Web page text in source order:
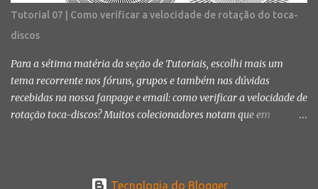
sua responsabilidade. O blog não se responsabiliza por qualquer
dano material ou físico ocasionado pela mau uso dos aparelhos
e/ou aplicação incorreta das instruções. Não vamos sugerir
marcas de nenhum dos tipos de aparelho citados pois a compra
vai...
Tutorial 07 | Como verificar a velocidade de rotação do toca-
discos
Para a sétima matéria da seção de Tutoriais, escolhi mais um
tema recorrente nos fóruns, grupos e também nas dúvidas
recebidas na nossa fanpage e email: como verificar a velocidade de
rotação toca-discos? Muitos colecionadores notam que em
está fora do normal e nesse post iremos mostrar alguns possíveis
Tecnologia do Blogger